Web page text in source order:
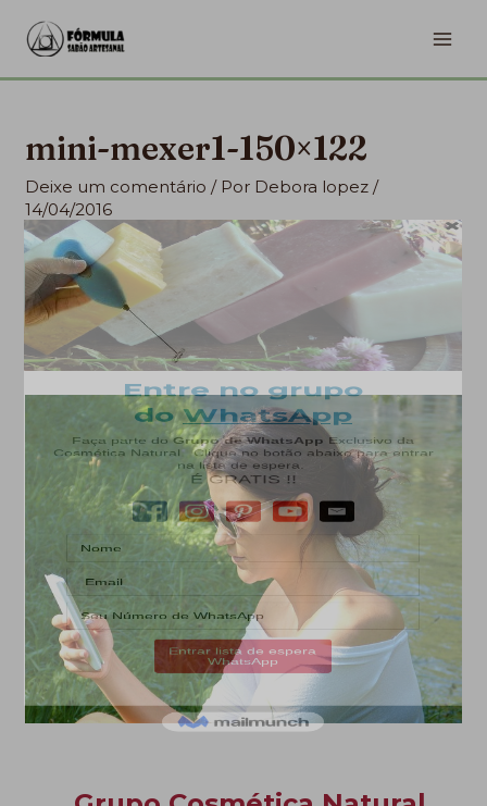
para
o
mini-mexer1-150×122
Deixe um comentário / Por Debora lopez/
14/04/2016